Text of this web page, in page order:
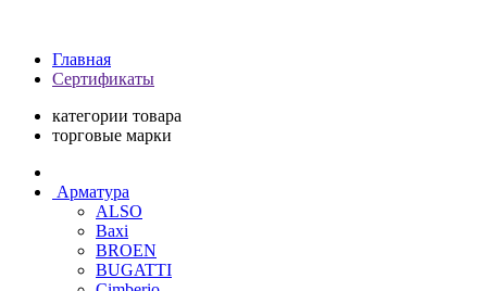
Главная
Сертификаты
категории товара
торговые марки
Арматура
ALSO
Baxi
BROEN
BUGATTI